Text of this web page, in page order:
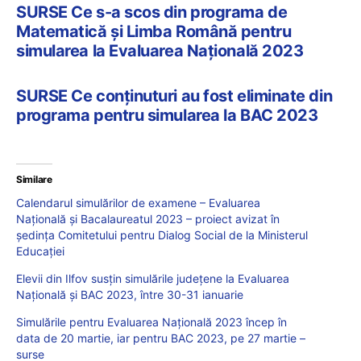
SURSE Ce s-a scos din programa de
Matematică și Limba Română pentru
simularea la Evaluarea Națională 2023
SURSE Ce conținuturi au fost eliminate din
programa pentru simularea la BAC 2023
Similare
Calendarul simulărilor de examene – Evaluarea
Națională și Bacalaureatul 2023 – proiect avizat în
ședința Comitetului pentru Dialog Social de la Ministerul
Educației
Elevii din Ilfov susțin simulările județene la Evaluarea
Națională și BAC 2023, între 30-31 ianuarie
Simulările pentru Evaluarea Națională 2023 încep în
data de 20 martie, iar pentru BAC 2023, pe 27 martie –
surse